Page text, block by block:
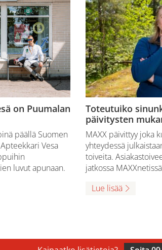
on Puumalan
päällä Suomen
Vesa
luvut apunaan.
Toteutuiko
päivitysten
MAXX päivittyy joka
yhteydessä
toiveita.
jatkossa
Lue lisää